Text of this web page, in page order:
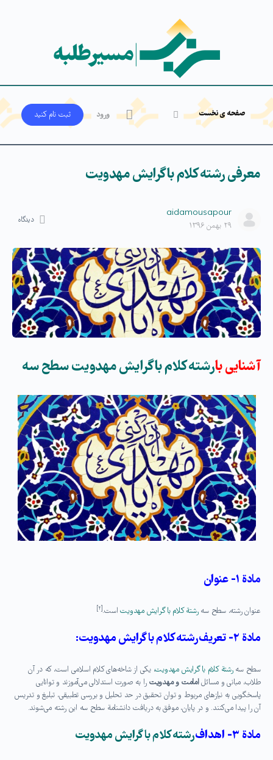
صفحه ی نخست ورود ثبت‌ نام کنید
معرفی رشته کلام با گرایش مهدویت
aidamousapour
۲۹ بهمن ۱۳۹۶
دیدگاه
آشنایی بارشته كلام با گرایش مهدویت سطح سه
مادة ۱- عنوان
عنوان رشته، سطح سهرشتة كلام با گرایش مهدویتاست. [۲]
مادة ۲- تعریف رشته كلام با گرایش مهدویت:
سطح سهرشتة كلام با گرایش مهدویت، یكی از شاخه‌های كلام اسلامی است، كه در آن
طلاب، مبانی و مسائلامامت و مهدویت را به صورت استدلالی می‌آموزند و توانایی
پاسخگویی به نیازهای مربوط و توان تحقیق در حد تحلیل و بررسی تطبیقی، تبلیغ و تدریس
آن را پیدا می‌كنند. و در پایان، موفق به دریافت دانشنامة سطح سه این رشته می‌شوند.
مادة ۳- اهداف رشته كلام با گرایش مهدویت